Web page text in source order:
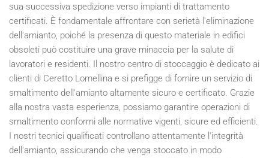
sua successiva spedizione verso impianti di trattamento
certificati. È fondamentale affrontare con serietà l'eliminazione
dell'amianto, poiché la presenza di questo materiale in edifici
obsoleti può costituire una grave minaccia per la salute di
lavoratori e residenti. Il nostro centro di stoccaggio è dedicato ai
clienti di Ceretto Lomellina e si prefigge di fornire un servizio di
smaltimento dell'amianto altamente sicuro e certificato. Grazie
alla nostra vasta esperienza, possiamo garantire operazioni di
smaltimento conformi alle normative vigenti, sicure ed efficienti.
I nostri tecnici qualificati controllano attentamente l'integrità
dell'amianto, assicurando che venga stoccato in modo